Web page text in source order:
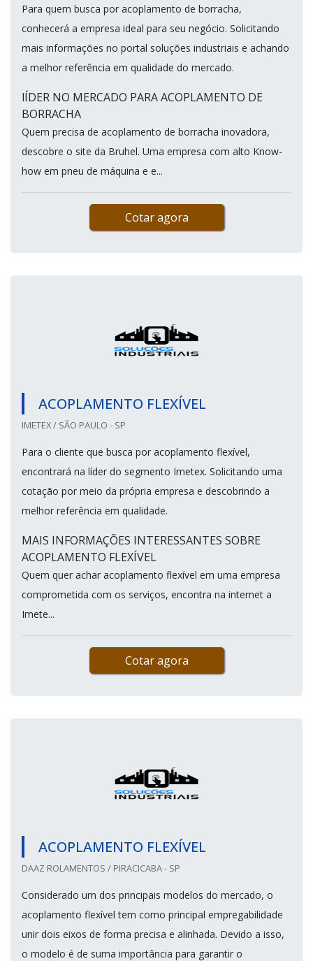
Para quem busca por acoplamento de borracha,
conhecerá a empresa ideal para seu negócio. Solicitando
mais informações no portal soluções industriais e achando
a melhor referência em qualidade do mercado.
lÍDER NO MERCADO PARA ACOPLAMENTO DE
BORRACHA
Quem precisa de acoplamento de borracha inovadora,
descobre o site da Bruhel. Uma empresa com alto Know-
how em pneu de máquina e e...
Cotar agora
ACOPLAMENTO FLEXÍVEL
IMETEX / SÃO PAULO - SP
Para o cliente que busca por acoplamento flexível,
encontrará na líder do segmento Imetex. Solicitando uma
cotação por meio da própria empresa e descobrindo a
melhor referência em qualidade.
MAIS INFORMAÇÕES INTERESSANTES SOBRE
ACOPLAMENTO FLEXÍVEL
Quem quer achar acoplamento flexível em uma empresa
comprometida com os serviços, encontra na internet a
Imete...
Cotar agora
ACOPLAMENTO FLEXÍVEL
DAAZ ROLAMENTOS / PIRACICABA - SP
Considerado um dos principais modelos do mercado, o
acoplamento flexível tem como principal empregabilidade
unir dois eixos de forma precisa e alinhada. Devido a isso,
o modelo é de suma importância para garantir o